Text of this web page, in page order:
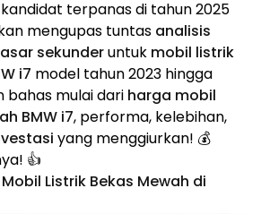
terpanas di tahun 2025
mengupas tuntas analisis
sekunderuntuk mobil listrik
i7 model tahun 2023 hingga
bahas mulai dari harga mobil
BMW i7, performa, kelebihan,
yang menggiurkan! 💰
👍
Listrik Bekas Mewah di